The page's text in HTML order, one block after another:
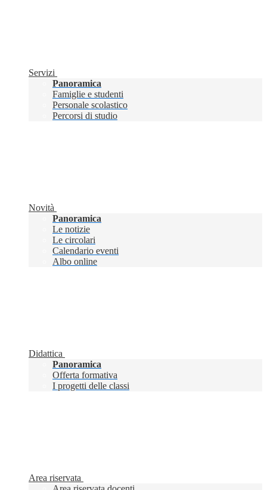
Servizi
Panoramica
Famiglie e studenti
Personale scolastico
Percorsi di studio
Novità
Panoramica
Le notizie
Le circolari
Calendario eventi
Albo online
Didattica
Panoramica
Offerta formativa
I progetti delle classi
Area riservata